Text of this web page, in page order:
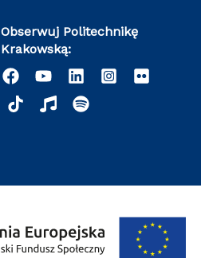
Obserwuj Politechnikę
Krakowską: